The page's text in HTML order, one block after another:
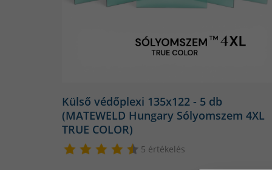
Külső védőplexi 135x122 - 5 db
(MATEWELD Hungary Sólyomszem 4XL
TRUE COLOR)
5 értékelés